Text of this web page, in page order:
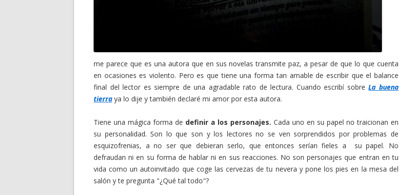
me parece que es una autora que en sus novelas transmite paz, a pesar de que lo que cuenta
en ocasiones es violento. Pero es que tiene una forma tan amable de escribir que el balance
final del lector es siempre de una agradable rato de lectura. Cuando escribí sobreLa buena
tierra ya lo dije y también declaré mi amor por esta autora.
Tiene una mágica forma de definir a los personajes. Cada uno en su papel no traicionan en
su personalidad. Son lo que son y los lectores no se ven sorprendidos por problemas de
esquizofrenias, a no ser que debieran serlo, que entonces serían fieles a su papel. No
defraudan ni en su forma de hablar ni en sus reacciones. No son personajes que entran en tu
vida como un autoinvitado que coge las cervezas de tu nevera y pone los pies en la mesa del
salón y te pregunta "¿Qué tal todo"?